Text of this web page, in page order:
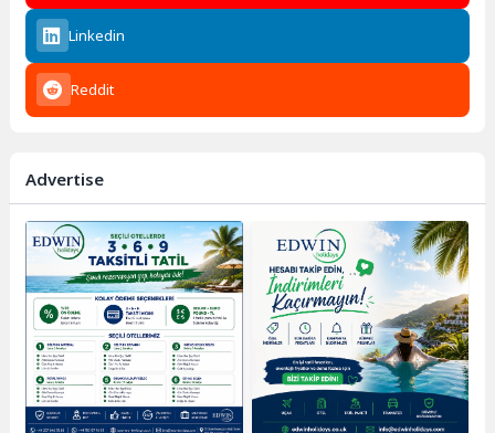
Linkedin
Reddit
Advertise